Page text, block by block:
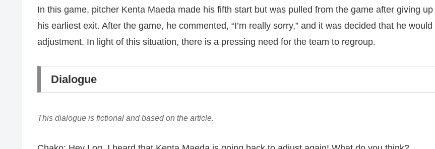
In this game, pitcher Kenta Maeda made his fifth start but was pulled from the game after giving
his earliest exit. After the game, he commented, “I’m really sorry,” and it was decided that he
adjustment. In light of this situation, there is a pressing need for the team to regroup.
Dialogue
This dialogue is fictional and based on the article.